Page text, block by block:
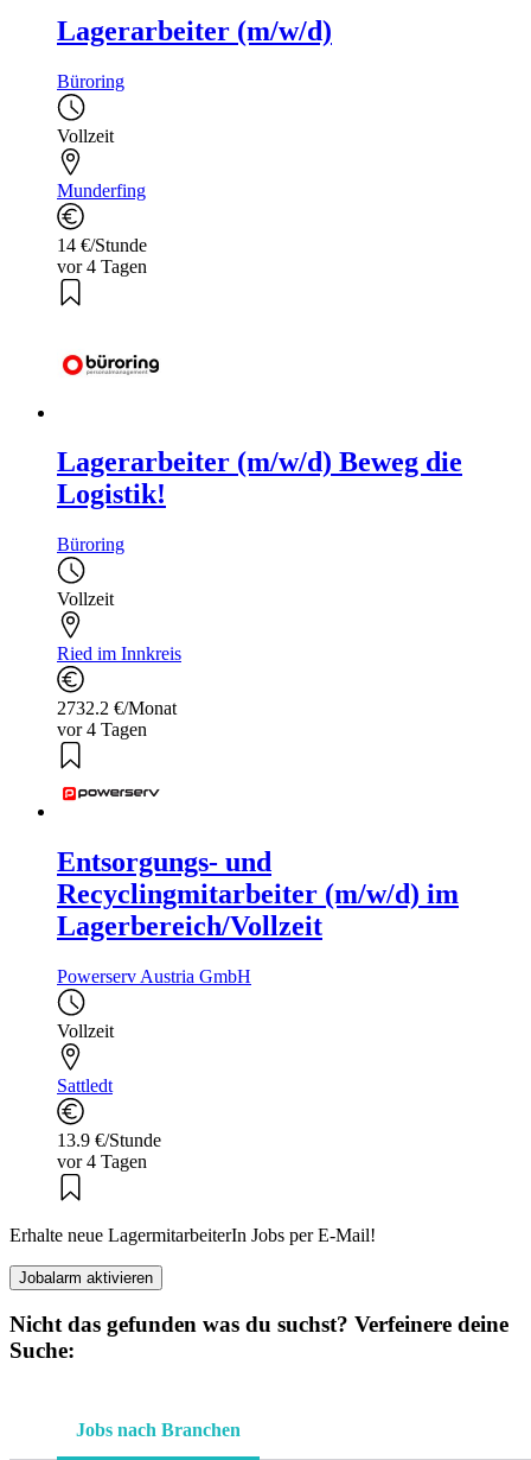
Lagerarbeiter (m/w/d)
Büroring
Vollzeit
Munderfing
14 €/Stunde
vor 4 Tagen
Lagerarbeiter (m/w/d) Beweg die
Logistik!
Büroring
Vollzeit
Ried im Innkreis
2732.2 €/Monat
vor 4 Tagen
Entsorgungs- und
Recyclingmitarbeiter (m/w/d) im
Lagerbereich/Vollzeit
Powerserv Austria GmbH
Vollzeit
Sattledt
13.9 €/Stunde
vor 4 Tagen
Erhalte neue LagermitarbeiterIn Jobs per E-Mail!
Jobalarm aktivieren
Nicht das gefunden was du suchst? Verfeinere deine
Suche:
Jobs nach Branchen